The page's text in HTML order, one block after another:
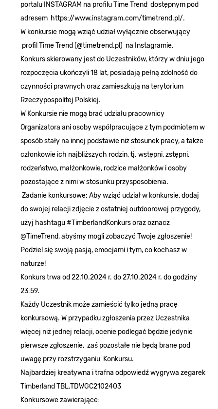
portalu INSTAGRAM na profilu Time Trend dostępnym pod
adresem https://www.instagram.com/timetrend.pl/.
W konkursie mogą wziąć udział wyłącznie obserwujący
profil Time Trend (@timetrend.pl) na Instagramie.
Konkurs skierowany jest do Uczestników, którzy w dniu jego
rozpoczęcia ukończyli 18 lat, posiadają pełną zdolność do
czynności prawnych oraz zamieszkują na terytorium
Rzeczypospolitej Polskiej.
W Konkursie nie mogą brać udziału pracownicy
Organizatora ani osoby współpracujące z tym podmiotem w
sposób stały na innej podstawie niż stosunek pracy, a także
członkowie ich najbliższych rodzin, tj. wstępni, zstępni,
rodzeństwo, małżonkowie, rodzice małżonków i osoby
pozostające z nimi w stosunku przysposobienia.
Zadanie konkursowe: Aby wziąć udział w konkursie, dodaj
do swojej relacji zdjęcie z ostatniej outdoorowej przygody,
użyj hashtagu #TimberlandKonkurs oraz oznacz
@TimeTrend, abyśmy mogli zobaczyć Twoje zgłoszenie!
Podziel się swoją pasją, emocjami i tym, co kochasz w
naturze!
Konkurs trwa od 22.10.2024 r. do 27.10.2024 r. do godziny
23:59.
Każdy Uczestnik może zamieścić tylko jedną pracę
konkursową. W przypadku zgłoszenia przez Uczestnika
więcej niż jednej relacji, ocenie podlegać będzie jedynie
pierwsze zgłoszenie, zaś pozostałe nie będą brane pod
uwagę przy rozstrzyganiu Konkursu.
Najbardziej kreatywna i trafna odpowiedź wygrywa zegarek
Timberland TBL.TDWGC2102403
Konkursowe zawierające: